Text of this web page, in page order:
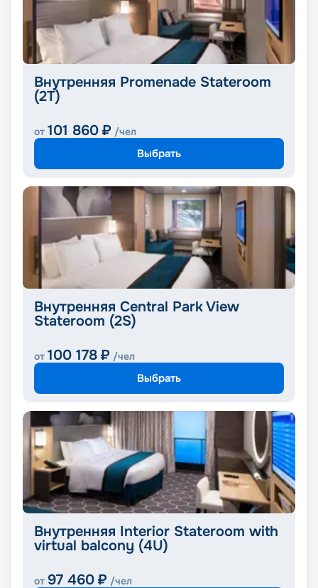
Внутренняя Promenade Stateroom
(2T)
от 101 860 ₽ /чел
Выбрать
Внутренняя Central Park View
Stateroom (2S)
от 100 178 ₽ /чел
Выбрать
Внутренняя Interior Stateroom with
virtual balcony (4U)
от 97 460 ₽ /чел